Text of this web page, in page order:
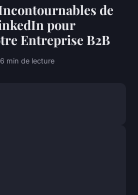
de
pour
Entreprise B2B
6 min de lecture